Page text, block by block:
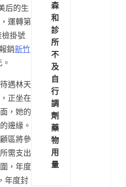
后的生
運轉第
掛號
銷新竹
遇林天
正坐在
，她的
邊緣。
區將參
需支出
，年度
年度封
森
和
診
所
不
及
自
行
調
劑
藥
物
用
量